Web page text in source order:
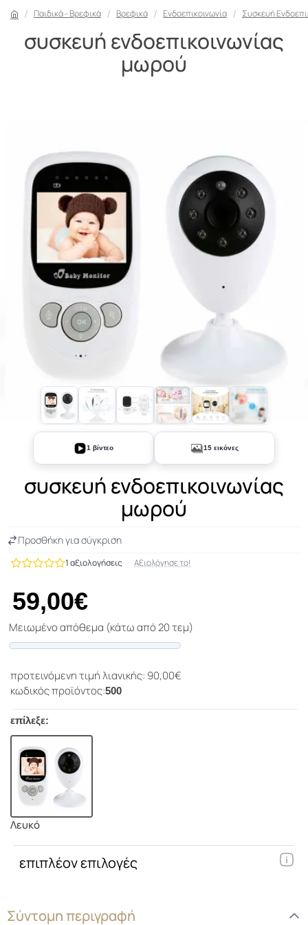
Παιδικά - Βρεφικά Βρεφικά Ενδοεπικοινωνία Συσκευή
συσκευή ενδοεπικοινωνίας
μωρού
+10
1 βίντεο 15 εικόνες
συσκευή ενδοεπικοινωνίας
μωρού
1 αξιολογήσεις - Αξιολόγησε το!
Σύντομη περιγραφή
59,00€
Μειωμένο απόθεμα (κάτω από 20 τεμ)
Προσθήκη για σύγκριση
προτεινόμενη τιμή λιανικής: 90,00€
κωδικός προϊόντος:500
επίλεξε:
Λευκό
επιπλέον επιλογές